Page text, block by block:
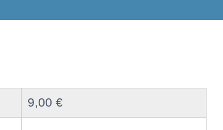
9,00 €